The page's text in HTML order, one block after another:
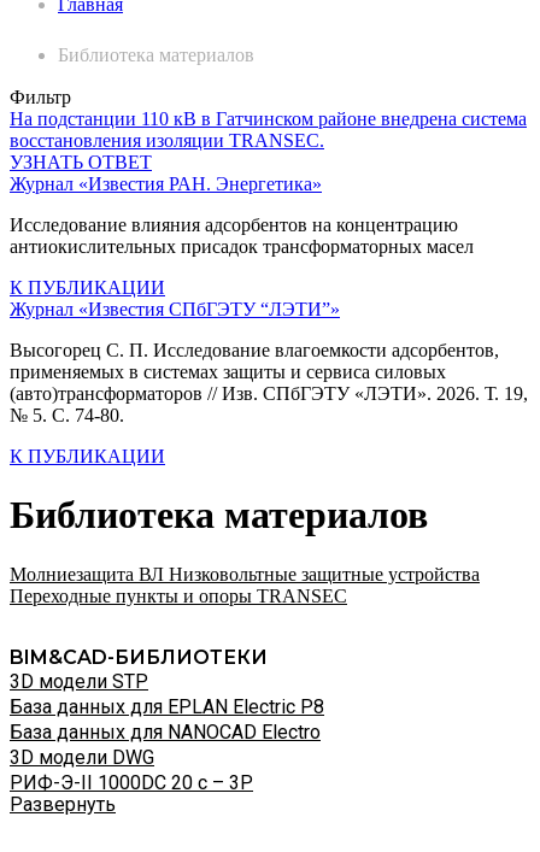
Главная
Библиотека материалов
Фильтр
На подстанции 110 кВ в Гатчинском районе внедрена система
восстановления изоляции TRANSEC.
УЗНАТЬ ОТВЕТ
Журнал «Известия РАН. Энергетика»
Исследование влияния адсорбентов на концентрацию
антиокислительных присадок трансформаторных масел
К ПУБЛИКАЦИИ
Журнал «Известия СПбГЭТУ “ЛЭТИ”»
Высогорец С. П. Исследование влагоемкости адсорбентов,
применяемых в системах защиты и сервиса силовых
(авто)трансформаторов // Изв. СПбГЭТУ «ЛЭТИ». 2026. Т. 19,
№ 5. С. 74-80.
К ПУБЛИКАЦИИ
Библиотека материалов
Молниезащита ВЛ Низковольтные защитные устройства
Переходные пункты и опоры TRANSEC
BIM&CAD-БИБЛИОТЕКИ
3D модели STP
База данных для EPLAN Electric P8
База данных для NANOCAD Electro
3D модели DWG
РИФ-Э-II 1000DC 20 с – 3P
Развернуть